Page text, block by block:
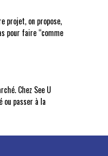
projet, on propose,
pour faire “comme
Chez See U
passer à la